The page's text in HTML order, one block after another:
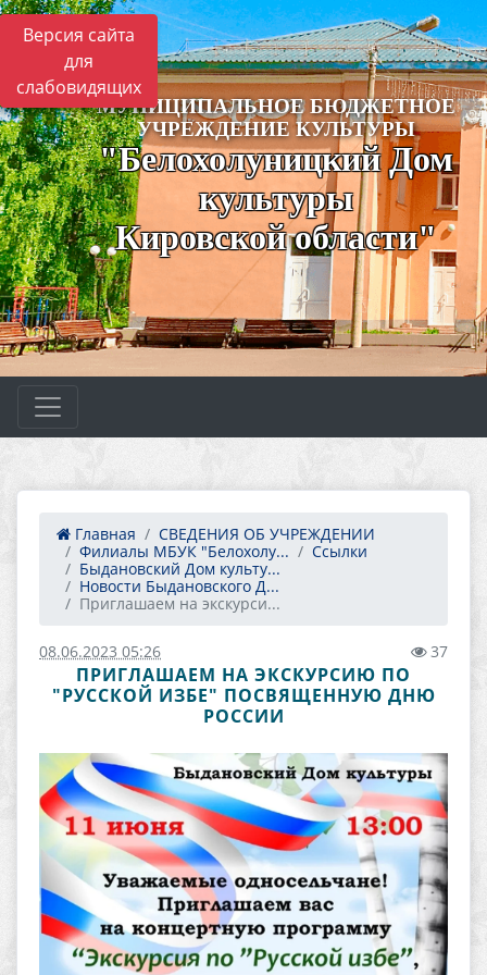
Версия сайта
для
слабовидящих
МУНИЦИПАЛЬНОЕ БЮДЖЕТНОЕ
УЧРЕЖДЕНИЕ КУЛЬТУРЫ
"Белохолуницкий Дом
культуры
Кировской области"
Главная
СВЕДЕНИЯ ОБ УЧРЕЖДЕНИИ
Филиалы МБУК "Белохолу...
Ссылки
Быдановский Дом культу...
Новости Быдановского Д...
Приглашаем на экскурси...
08.06.2023 05:26 37
ПРИГЛАШАЕМ НА ЭКСКУРСИЮ ПО
"РУССКОЙ ИЗБЕ" ПОСВЯЩЕННУЮ ДНЮ
РОССИИ